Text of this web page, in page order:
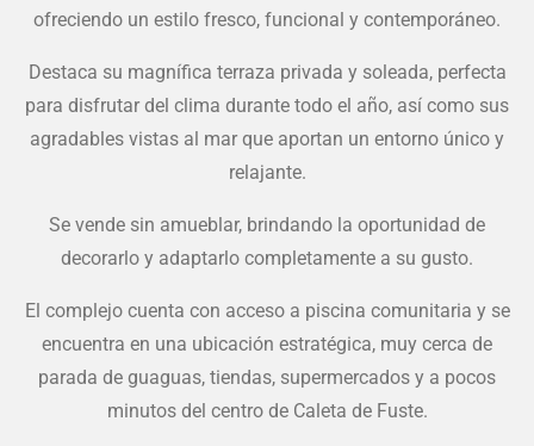
ofreciendo un estilo fresco, funcional y contemporáneo.
Destaca su magnífica terraza privada y soleada, perfecta
para disfrutar del clima durante todo el año, así como sus
agradables vistas al mar que aportan un entorno único y
relajante.
Se vende sin amueblar, brindando la oportunidad de
decorarlo y adaptarlo completamente a su gusto.
El complejo cuenta con acceso a piscina comunitaria y se
encuentra en una ubicación estratégica, muy cerca de
parada de guaguas, tiendas, supermercados y a pocos
minutos del centro de Caleta de Fuste.